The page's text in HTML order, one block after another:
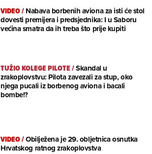
VIDEO/Nabava borbenih aviona za isti će stol
dovesti premijera i predsjednika: I u Saboru
većina smatra da ih treba što prije kupiti
TUŽIO KOLEGE PILOTE/Skandal u
zrakoplovstvu: Pilota zavezali za stup, oko
njega pucali iz borbenog aviona i bacali
bombe!?
VIDEO/Obilježena je 29. obljetnica osnutka
Hrvatskog ratnog zrakoplovstva